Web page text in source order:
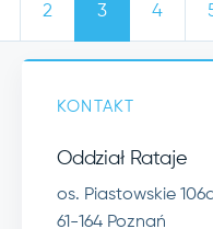
2 3 4
KONTAKT
Oddział Rataje
os. Piastowskie
61-164 Poznań